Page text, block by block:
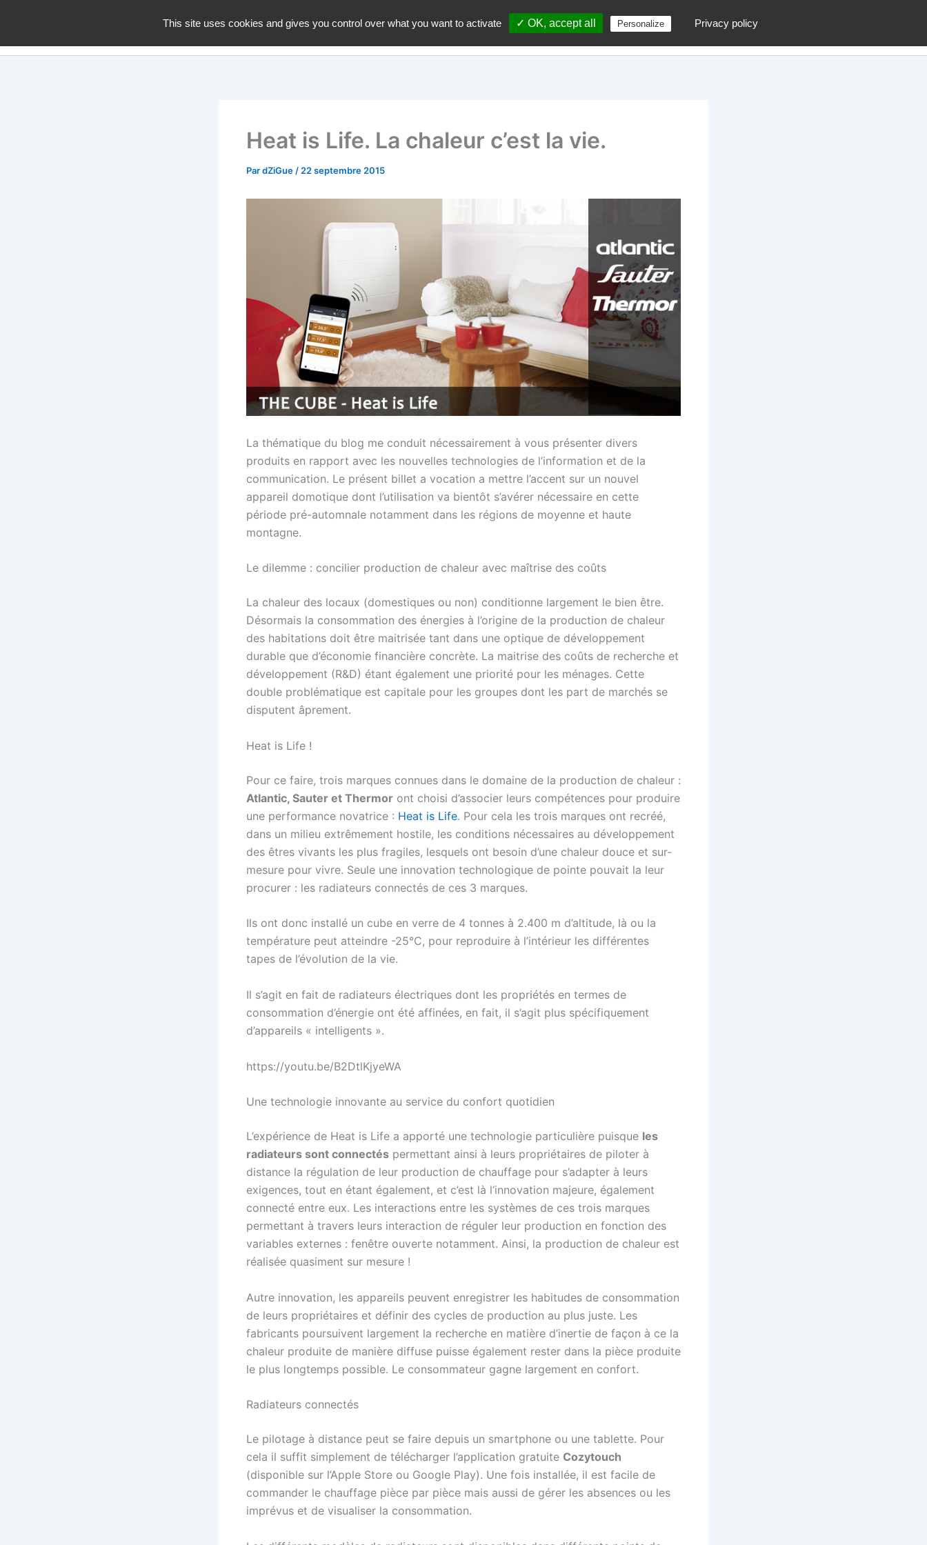
contenu
Accueil A propos du blog Contactez moi ! Archives
Heat is Life. La chaleur c’est la vie.
PardZiGue / 22 septembre 2015
La thématique du blog me conduit nécessairement à vous présenter divers
produits en rapport avec les nouvelles technologies de l’information et de la
communication. Le présent billet a vocation a mettre l’accent sur un nouvel
appareil domotique dont l’utilisation va bientôt s’avérer nécessaire en cette
période pré-automnale notamment dans les régions de moyenne et haute
montagne.
Le dilemme : concilier production de chaleur avec maîtrise des coûts
La chaleur des locaux (domestiques ou non) conditionne largement le bien être.
Désormais la consommation des énergies à l’origine de la production de chaleur
des habitations doit être maitrisée tant dans une optique de développement
durable que d’économie financière concrète. La maitrise des coûts de recherche et
développement (R&D) étant également une priorité pour les ménages. Cette
double problématique est capitale pour les groupes dont les part de marchés se
disputent âprement.
Heat is Life !
Pour ce faire, trois marques connues dans le domaine de la production de chaleur :
Atlantic, Sauter et Thermor ont choisi d’associer leurs compétences pour produire
une performance novatrice : Heat is Life. Pour cela les trois marques ont recréé,
dans un milieu extrêmement hostile, les conditions nécessaires au développement
des êtres vivants les plus fragiles, lesquels ont besoin d’une chaleur douce et sur-
mesure pour vivre. Seule une innovation technologique de pointe pouvait la leur
procurer : les radiateurs connectés de ces 3 marques.
Ils ont donc installé un cube en verre de 4 tonnes à 2.400 m d’altitude, là ou la
température peut atteindre -25°C, pour reproduire à l’intérieur les différentes
tapes de l’évolution de la vie.
Il s’agit en fait de radiateurs électriques dont les propriétés en termes de
consommation d’énergie ont été affinées, en fait, il s’agit plus spécifiquement
d’appareils « intelligents ».
https://youtu.be/B2DtlKjyeWA
Une technologie innovante au service du confort quotidien
L’expérience de Heat is Life a apporté une technologie particulière puisque les
radiateurs sont connectés permettant ainsi à leurs propriétaires de piloter à
distance la régulation de leur production de chauffage pour s’adapter à leurs
exigences, tout en étant également, et c’est là l’innovation majeure, également
connecté entre eux. Les interactions entre les systèmes de ces trois marques
permettant à travers leurs interaction de réguler leur production en fonction des
variables externes : fenêtre ouverte notamment. Ainsi, la production de chaleur est
réalisée quasiment sur mesure !
Autre innovation, les appareils peuvent enregistrer les habitudes de consommation
de leurs propriétaires et définir des cycles de production au plus juste. Les
fabricants poursuivent largement la recherche en matière d’inertie de façon à ce la
chaleur produite de manière diffuse puisse également rester dans la pièce produite
le plus longtemps possible. Le consommateur gagne largement en confort.
Radiateurs connectés
Le pilotage à distance peut se faire depuis un smartphone ou une tablette. Pour
cela il suffit simplement de télécharger l’application gratuite Cozytouch
(disponible sur l’Apple Store ou Google Play). Une fois installée, il est facile de
commander le chauffage pièce par pièce mais aussi de gérer les absences ou les
imprévus et de visualiser la consommation.
This site uses cookies and gives you control over what you want to activate ✓ OK, accept all Personalize Privacy policy